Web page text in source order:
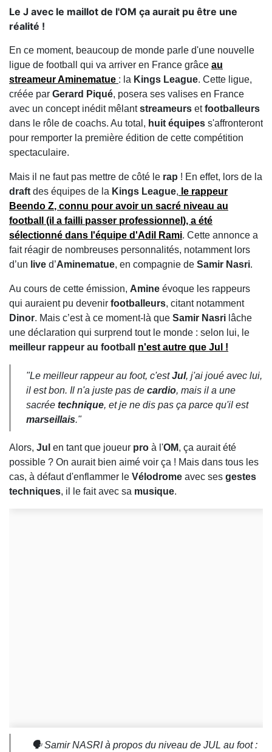
Le J avec le maillot de l'OM ça aurait pu être une
réalité !
En ce moment, beaucoup de monde parle d'une nouvelle
ligue de football qui va arriver en France grâce au
streameurAminematue : la Kings League. Cette ligue,
créée par Gerard Piqué, posera ses valises en France
avec un concept inédit mêlantstreameurs etfootballeurs
dans le rôle de coachs. Au total, huit équipes s'affronteront
pour remporter la première édition de cette compétition
spectaculaire.
Mais il ne faut pas mettre de côté le rap ! En effet, lors de la
draft des équipes de la Kings League, le rappeur
Beendo Z, connu pour avoir un sacré niveau au
football (il a failli passer professionnel ), a été
sélectionné dans l'équipe d'Adil Rami. Cette annonce a
fait réagir de nombreuses personnalités, notamment lors
d’un live d’Aminematue, en compagnie de Samir Nasri.
Au cours de cette émission, Amine évoque les rappeurs
qui auraient pu devenir footballeurs, citant notamment
Dinor. Mais c’est à ce moment-là que Samir Nasri lâche
une déclaration qui surprend tout le monde : selon lui, le
meilleur rappeur au football
n'est autre que Jul !
"Le meilleur rappeur au foot, c'estJul, j'ai joué avec lui,
il est bon. Il n'a juste pas de cardio, mais il a une
sacrée technique, et je ne dis pas ça parce qu'il est
marseillais."
Alors, Jul en tant que joueur pro à l'OM, ça aurait été
possible ? On aurait bien aimé voir ça ! Mais dans tous les
cas, à défaut d'enflammer le Vélodrome avec ses gestes
techniques, il le fait avec sa musique.
🗣​ Samir NASRI à propos du niveau de JUL au foot :